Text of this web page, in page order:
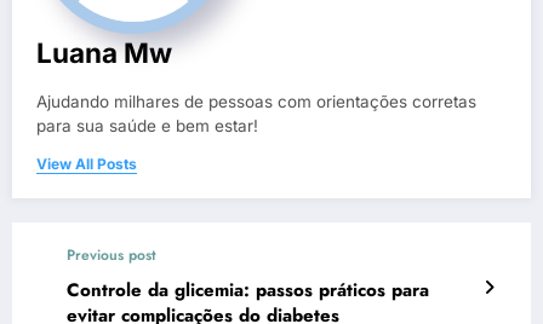
Luana Mw
Ajudando milhares de pessoas com orientações corretas
para sua saúde e bem estar!
View All Posts
Previous post
Controle da glicemia: passos práticos para
evitar complicações do diabetes